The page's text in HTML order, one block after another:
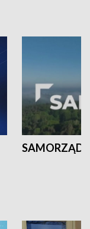
SAMORZĄD